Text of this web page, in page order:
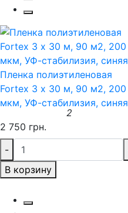
Пленка полиэтиленовая
Fortex 3 х 30 м, 90 м2, 200
мкм, УФ-стабилизия, синяя
2
2 750 грн.
-
В корзину